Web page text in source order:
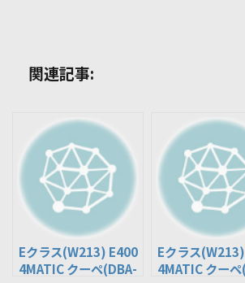
関連記事:
Eクラス(W213) E400
4MATIC クーペ(DBA-
Eクラス
4MATIC クー